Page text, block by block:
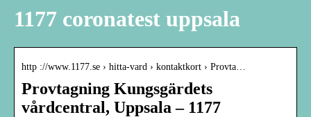
1177 coronatest uppsala
http ://www.1177.se › hitta-vard › kontaktkort › Provta…
Provtagning Kungsgärdets
vårdcentral, Uppsala – 1177